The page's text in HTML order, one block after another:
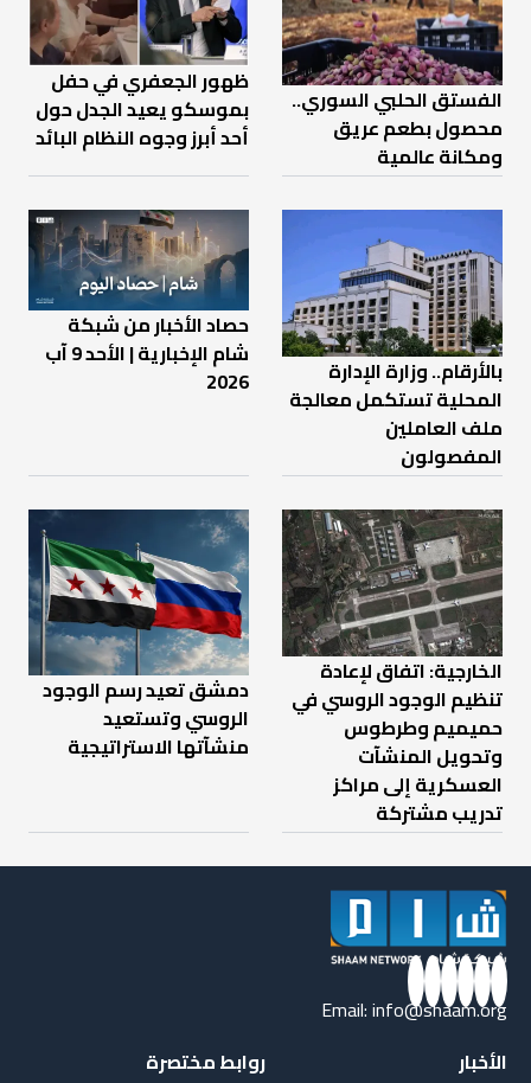
الفستق الحلبي السوري..
محصول بطعم عريق
ومكانة عالمية
ظهور الجعفري في حفل
بموسكو يعيد الجدل حول
أحد أبرز وجوه النظام البائد
بالأرقام.. وزارة الإدارة
المحلية تستكمل معالجة
ملف العاملين
المفصولون
حصاد الأخبار من شبكة
شام الإخبارية | الأحد 9 آب
2026
الخارجية: اتفاق لإعادة
تنظيم الوجود الروسي في
حميميم وطرطوس
وتحويل المنشآت
العسكرية إلى مراكز
تدريب مشتركة
دمشق تعيد رسم الوجود
الروسي وتستعيد
منشآتها الاستراتيجية
Email:info@shaam.org
الأخبار
روابط مختصرة